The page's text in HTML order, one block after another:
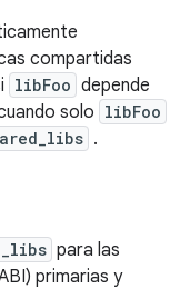
compartidas
libFoo depende
solo libFoo
.
para las
primarias y